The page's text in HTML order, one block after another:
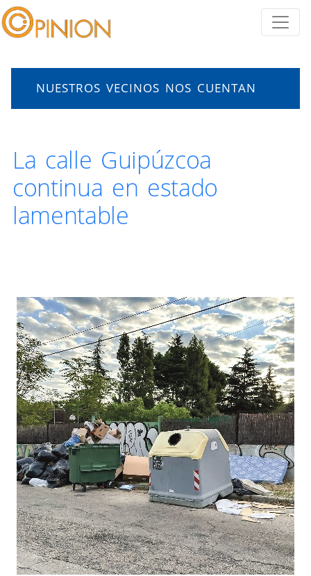
NUESTROS VECINOS NOS CUENTAN
La calle Guipúzcoa
continua en estado
lamentable